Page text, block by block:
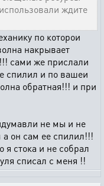
ждите
по которои
накрывает
сами же прислали
спилил и по вашеи
обратная!!! и при
не мы и не
он сам ее спилил!!!
я стока и не собрал
списал с меня !!